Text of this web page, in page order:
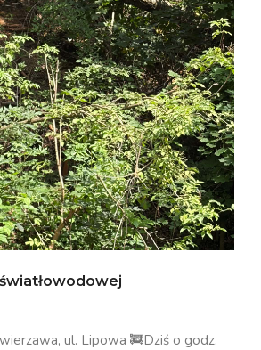
ul. Lipowa 🚒Dziś o godz.